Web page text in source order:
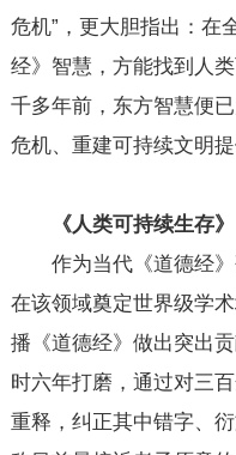
危机”，更大胆指出：在
经》智慧，方能找到人
千多年前，东方智慧便
危机、重建可持续文明提
《人类可持续生存》
作为当代《道德经》
在该领域奠定世界级学
播《道德经》做出突出
时六年打磨，通过对三
重释，纠正其中错字、